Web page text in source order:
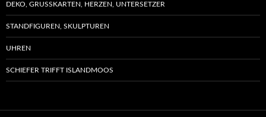
DEKO, GRUSSKARTEN, HERZEN, UNTERSETZER
STANDFIGUREN, SKULPTUREN
UHREN
SCHIEFER TRIFFT ISLANDMOOS